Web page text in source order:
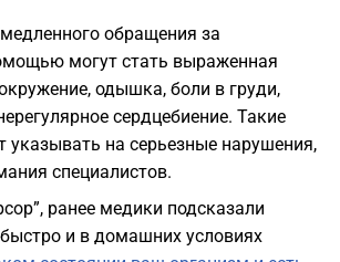
обращения за
могут стать выраженная
одышка, боли в груди,
сердцебиение. Такие
на серьезные нарушения,
специалистов.
ранее медики подсказали
и в домашних условиях